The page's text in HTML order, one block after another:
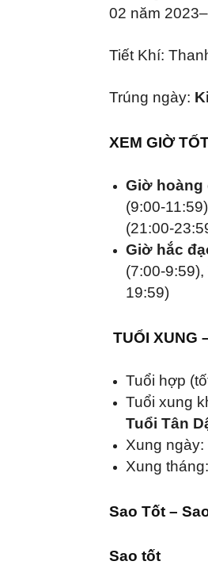
02 năm
Tiết Khí:
Trúng ngày:
XEM GIỜ
Giờ hoàng
(9:00-
(21:00-
Giờ hắc
(7:00-
19:59)
TUỔI XUNG
Tuổi hợp
Tuổi xung
Tuổi Tân
Xung ngày:
Xung
Sao Tốt –
Sao tốt